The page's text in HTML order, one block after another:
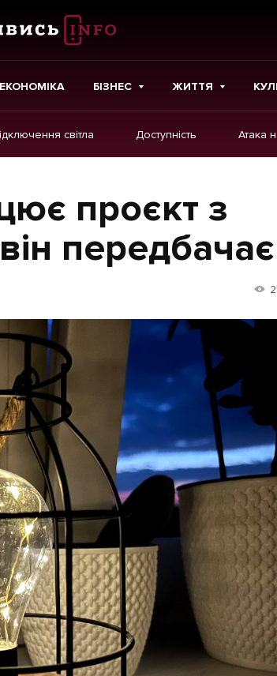
ЕКОНОМІКА БІЗНЕС ЖИТТЯ
світла Доступність Атака
Картки
Репортаж
Ініціативи
Лонгріди
[email protected]
Політика
проєкт з
передбачає